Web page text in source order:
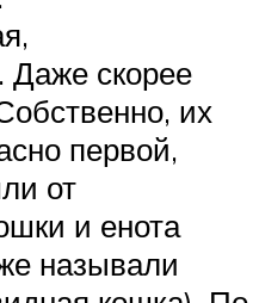
Даже скорее
их
первой,
от
и енота
называли